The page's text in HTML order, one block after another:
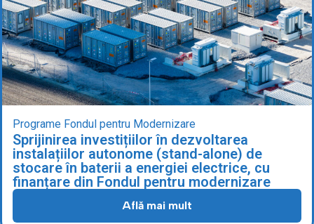
Programe Fondul pentru Modernizare
Sprijinirea investițiilor în dezvoltarea
instalațiilor autonome (stand-alone) de
stocare în baterii a energiei electrice, cu
finanțare din Fondul pentru modernizare
Află mai mult